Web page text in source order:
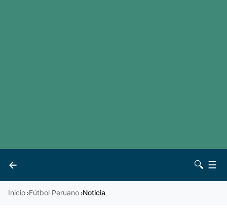
←
Vives 🔍 ☰
Inicio ›Fútbol Peruano ›Noticia